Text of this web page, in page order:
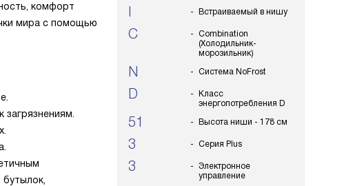
Встраиваемый в нишу
C
Combination
(Холодильник-
морозильник)
N Система NoFrost
D
Класс
энергопотребления D
51 Высота ниши - 178 см
3 Серия Plus
3
Электронное
управление
комфорт
мира с помощью